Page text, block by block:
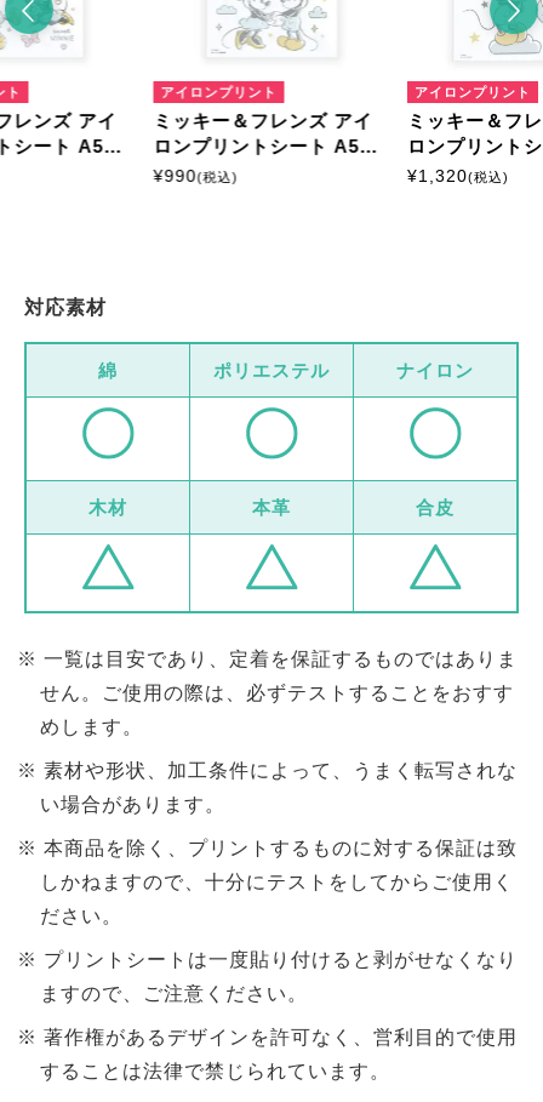
ト
レンズ アイ
シート A5サ
アイロンプリント
ミッキー＆フレンズ アイ
ロンプリントシート A5サ
イズ
¥990(税込)
アイロンプリント
ミッキー＆フ
ロンプリント
イズ
¥1,320(税込)
対応素材
綿 ポリエステル ナイロン
木材 本革 合皮
一覧は目安であり、定着を保証するものではありま
せん。ご使用の際は、必ずテストすることをおすす
めします。
素材や形状、加工条件によって、うまく転写されな
い場合があります。
本商品を除く、プリントするものに対する保証は致
しかねますので、十分にテストをしてからご使用く
ださい。
プリントシートは一度貼り付けると剥がせなくなり
ますので、ご注意ください。
著作権があるデザインを許可なく、営利目的で使用
することは法律で禁じられています。